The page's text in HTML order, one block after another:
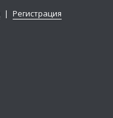
| Регистрация